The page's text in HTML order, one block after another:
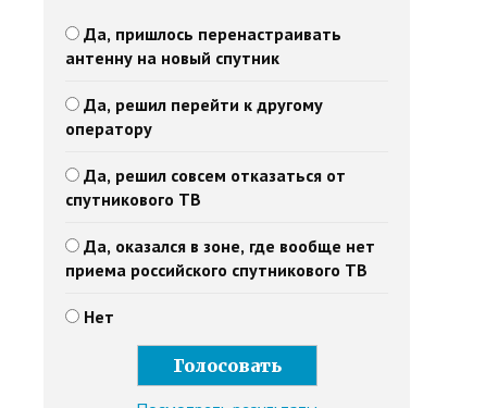
Да, пришлось перенастраивать
антенну на новый спутник
Да, решил перейти к другому
оператору
Да, решил совсем отказаться от
спутникового ТВ
Да, оказался в зоне, где вообще нет
приема российского спутникового ТВ
Нет